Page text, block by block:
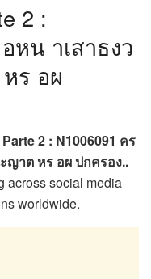
2 :
หน าเสาธงว
ร อผ
Parte 2 : N1006091 คร
ญาต หร อผ ปกครอง..
across social media
worldwide.